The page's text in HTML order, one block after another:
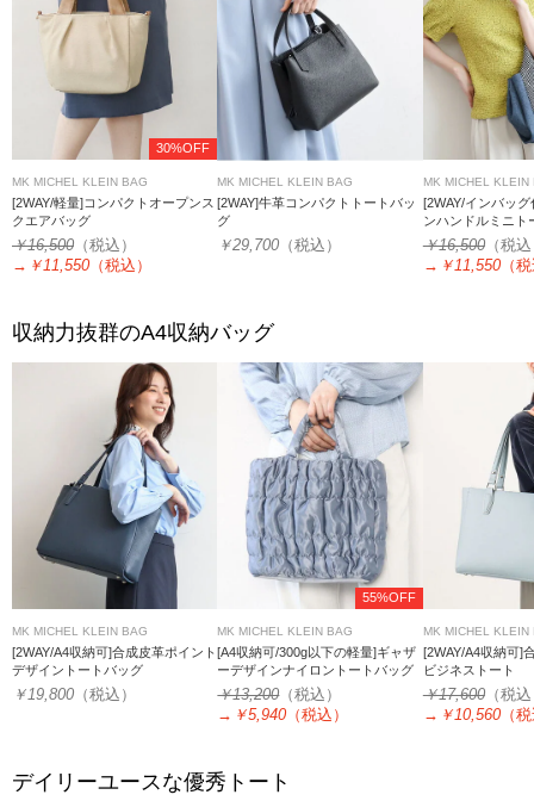
30%OFF
MK MICHEL KLEIN BAG
[2WAY/軽量]コンパクトオープンス
クエアバッグ
￥16,500 （税込）
→ ￥11,550 （税込）
MK MICHEL KLEIN BAG
[2WAY]牛革コンパクトトートバッ
グ
￥29,700 （税込）
MK MICHEL KLEIN
[2WAY/インバッ
ンハンドルミニト
￥16,500（税
→ ￥11,550（
収納力抜群のA4収納バッグ
MK MICHEL KLEIN BAG
[2WAY/A4収納可]合成皮革ポイント
デザイントートバッグ
￥19,800 （税込）
55%OFF
MK MICHEL KLEIN BAG
[A4収納可/300g以下の軽量]ギャザ
ーデザインナイロントートバッグ
￥13,200（税込）
→ ￥5,940 （税込）
MK MICHEL KLEIN
[2WAY/A4収納可]
ビジネストート
￥17,600（税
→ ￥10,560（
デイリーユースな優秀トート